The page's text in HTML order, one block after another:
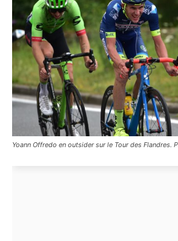
Yoann Offredo en outsider sur le Tour des Flandres.